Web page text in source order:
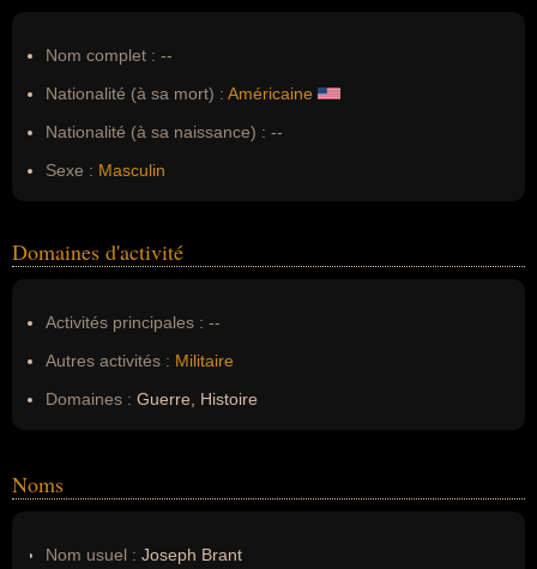
Nom complet : --
Nationalité (à sa mort) : Américaine
Nationalité (à sa naissance) : --
Sexe : Masculin
Domaines d'activité
Activités principales : --
Autres activités : Militaire
Domaines : Guerre, Histoire
Noms
Nom usuel : Joseph Brant